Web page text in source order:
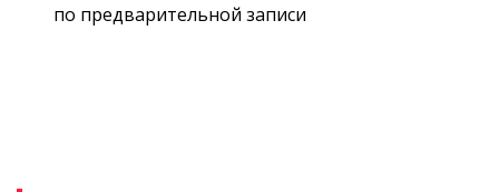
по предварительной записи